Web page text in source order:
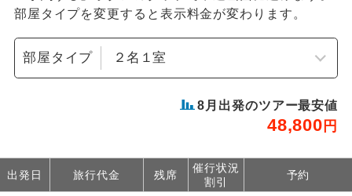
部屋タイプを変更すると表示料金が変わります。
部屋タイプ
8 月出発のツアー最安値
48,800 円
出発日 旅行代金 残席
催行状況
割引
予約